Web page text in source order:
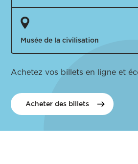
Musée de la civilisation
Achetez vos billets en ligne et
Acheter des billets